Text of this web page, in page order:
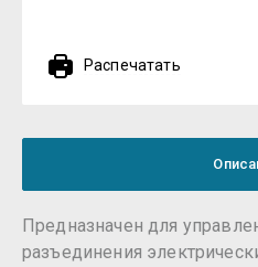
Распечатать
Предназначен для
разъединения